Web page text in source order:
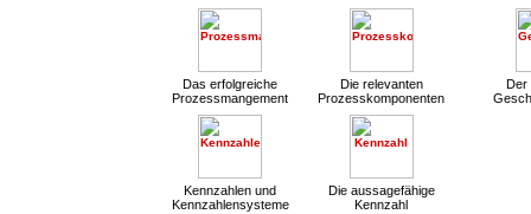
Das erfolgreiche
Prozessmangement
Die relevanten
Prozesskomponenten
Der
Kennzahlen und
Kennzahlensysteme
Die aussagefähige
Kennzahl